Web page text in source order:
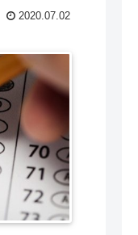
2020.07.02